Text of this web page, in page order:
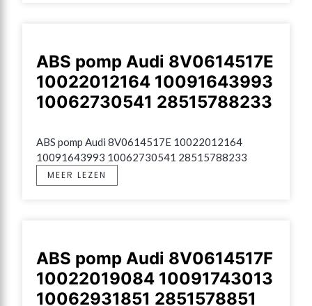
ABS pomp Audi 8V0614517E
10022012164 10091643993
10062730541 28515788233
ABS pomp Audi 8V0614517E 10022012164
10091643993 10062730541 28515788233
MEER LEZEN
ABS pomp Audi 8V0614517F
10022019084 10091743013
10062931851 2851578851